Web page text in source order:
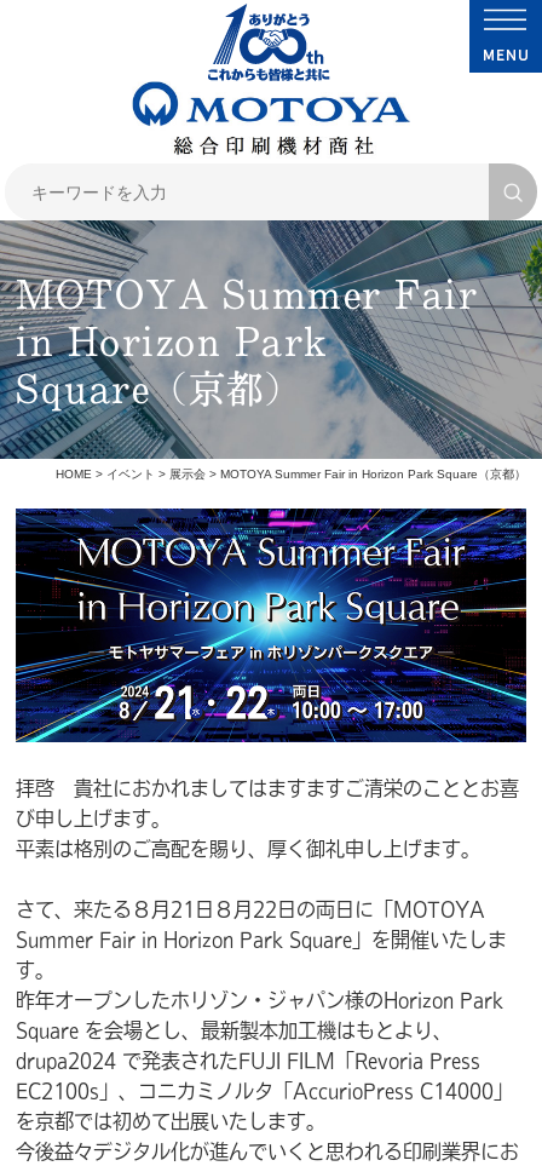
MOTOYA Summer Fair
in Horizon Park
Square（京都）
HOME> イベント > 展示会> MOTOYA Summer Fair in Horizon Park Square（京都）
拝啓 貴社におかれましてはますますご清栄のこととお喜
び申し上げます。
平素は格別のご高配を賜り、厚く御礼申し上げます。
さて、来たる８月21日８月22日の両日に「MOTOYA
Summer Fair in Horizon Park Square」を開催いたしま
す。
昨年オープンしたホリゾン・ジャパン様のHorizon Park
Square を会場とし、最新製本加工機はもとより、
drupa2024 で発表されたFUJI FILM「Revoria Press
EC2100s」、コニカミノルタ「AccurioPress C14000」
を京都では初めて出展いたします。
今後益々デジタル化が進んでいくと思われる印刷業界にお